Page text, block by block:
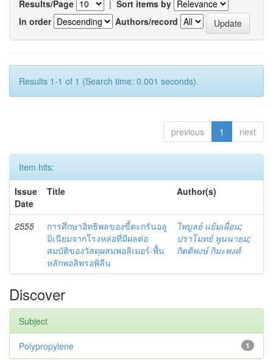
Results/Page | Sort items by
In order
Authors/record
Results 1-1 of 1 (Search time: 0.001 seconds).
previous 1 next
Item hits:
Issue
Date
Title Author(s)
2555
การศึกษาอิทธิพลของขี้ตะกรันอลู
มิเนียมจากโรงหล่อที่มีผลต่อ
สมบัติของวัสดุผสมพอลิเมอร์-พื้น
หลักพอลิพรอพิลีน
ไพบูลย์ แย้มเผื่อน;
ปราโมทย์ พูนนายม;
กิตติพงษ์ กิมะพงศ์
Discover
Subject
1
Polypropylene